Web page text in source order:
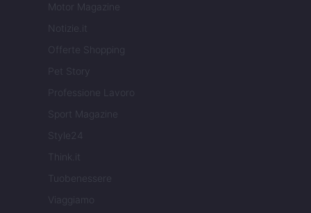
Motor Magazine
Notizie.it
Offerte Shopping
Pet Story
Professione Lavoro
Sport Magazine
Style24
Think.it
Tuobenessere
Viaggiamo